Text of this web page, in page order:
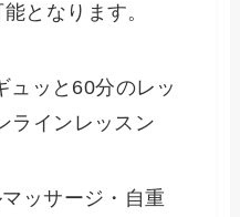
となります。
ュッと60分のレッ
ラインレッスン
ッサージ・自重